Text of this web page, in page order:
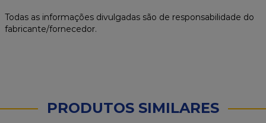
Todas as informações divulgadas são de responsabilidade do
fabricante/fornecedor.
PRODUTOS SIMILARES